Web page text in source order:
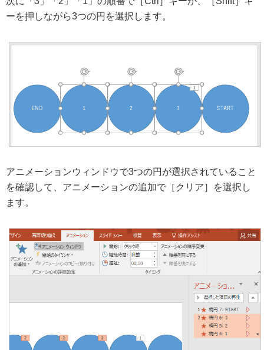
ーを押しながら3つの円を選択します。
アニメーションウィンドウで3つの円が選択されていること
を確認して、アニメーションの追加で［クリア］を選択し
ます。